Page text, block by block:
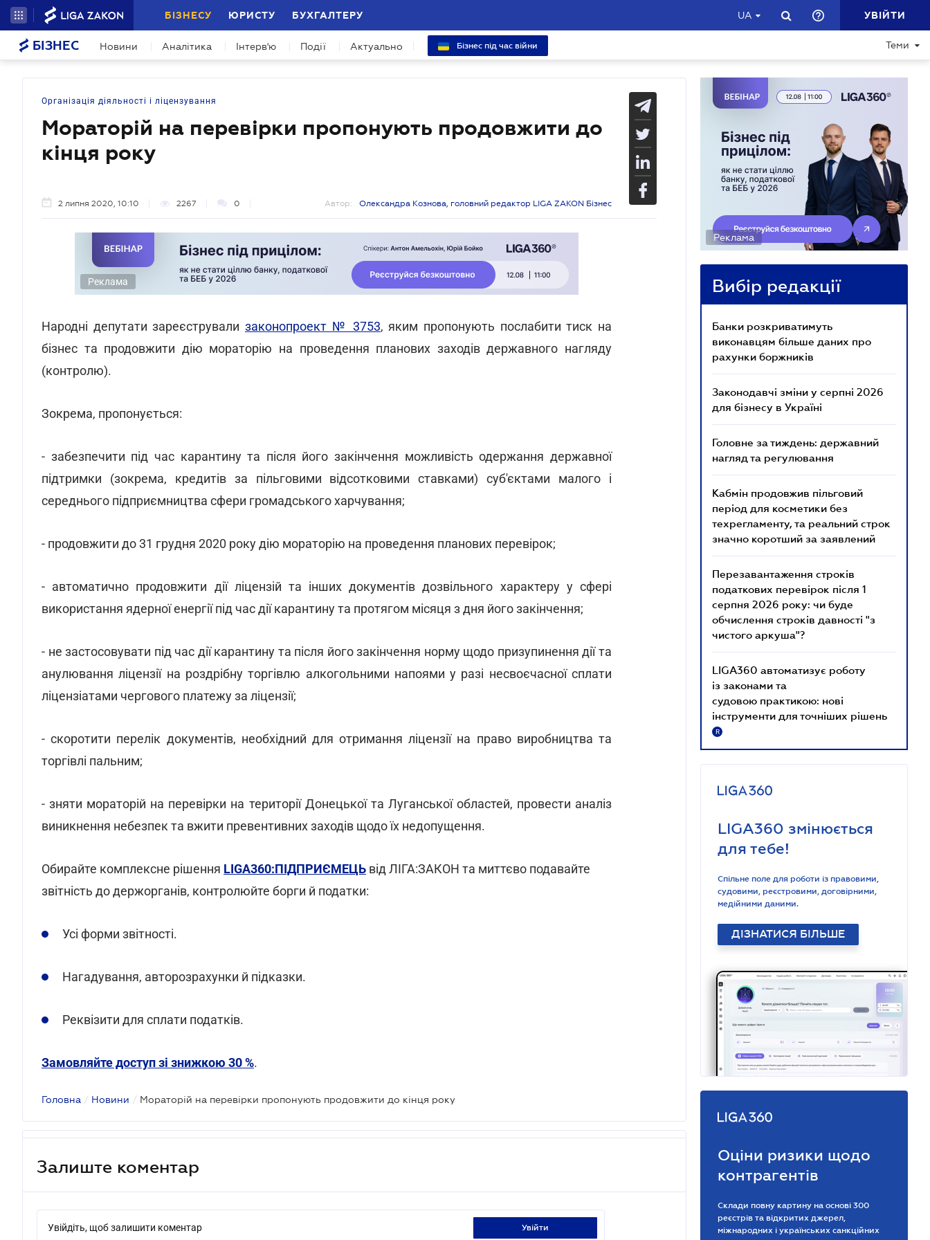
БІЗНЕСУ ЮРИСТУ БУХГАЛТЕРУ UA УВІЙТИ
БІЗНЕС Новини Аналітика Інтерв'ю Події Актуально Бізнес під час війни Теми
Організація діяльності і ліцензування
Мораторій на перевірки пропонують продовжити до
кінця року
2 липня 2020, 10:10 2267 0 Автор: Олександра Кознова, головний редактор LIGA ZAKON Бізнес
Реклама
Народні депутати зареєстрували законопроект № 3753, яким пропонують послабити тиск на
бізнес та продовжити дію мораторію на проведення планових заходів державного нагляду
(контролю).
Зокрема, пропонується:
- забезпечити під час карантину та після його закінчення можливість одержання державної
підтримки (зокрема, кредитів за пільговими відсотковими ставками) суб'єктами малого і
середнього підприємництва сфери громадського харчування;
- продовжити до 31 грудня 2020 року дію мораторію на проведення планових перевірок;
- автоматично продовжити дії ліцензій та інших документів дозвільного характеру у сфері
використання ядерної енергії під час дії карантину та протягом місяця з дня його закінчення;
- не застосовувати під час дії карантину та після його закінчення норму щодо призупинення дії та
анулювання ліцензії на роздрібну торгівлю алкогольними напоями у разі несвоєчасної сплати
ліцензіатами чергового платежу за ліцензії;
- скоротити перелік документів, необхідний для отримання ліцензії на право виробництва та
торгівлі пальним;
- зняти мораторій на перевірки на території Донецької та Луганської областей, провести аналіз
виникнення небезпек та вжити превентивних заходів щодо їх недопущення.
Обирайте комплексне рішення LIGA360:ПІДПРИЄМЕЦЬ від ЛІГА:ЗАКОН та миттєво подавайте
звітність до держорганів, контролюйте борги й податки:
Усі форми звітності.
Нагадування, авторозрахунки й підказки.
Реквізити для сплати податків.
Замовляйте доступ зі знижкою 30 %.
Головна / Новини / Мораторій на перевірки пропонують продовжити до кінця року
Залиште коментар
Увійдіть, щоб залишити коментар увійти
Реклама
Вибір редакції
Банки розкриватимуть
виконавцям більше даних про
рахунки боржників
Законодавчі зміни у серпні 2026
для бізнесу в Україні
Головне за тиждень: державний
нагляд та регулювання
Кабмін продовжив пільговий
період для косметики без
техрегламенту, та реальний строк
значно коротший за заявлений
Перезавантаження строків
податкових перевірок після 1
серпня 2026 року: чи буде
обчислення строків давності "з
чистого аркуша"?
LIGA360 автоматизує роботу
із законами та
судовою практикою: нові
інструменти для точніших рішень
R
LIGA360 змінюється
для тебе!
Спільне поле для роботи із правовими,
судовими, реєстровими, договірними,
медійними даними.
ДІЗНАТИСЯ БІЛЬШЕ
Оціни ризики щодо
контрагентів
Склади повну картину на основі 300
реєстрів та відкритих джерел,
міжнародних і українських санкційних